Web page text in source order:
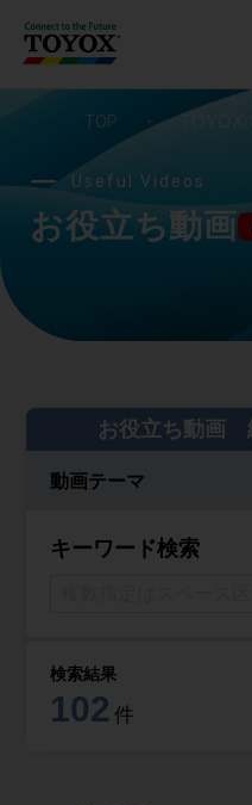
TOP ・
Useful Videos
お役立ち動画
お役立ち動画
動画テーマ
キーワード検索
検索結果
102 件